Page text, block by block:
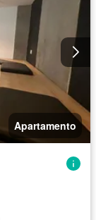
Apartamento